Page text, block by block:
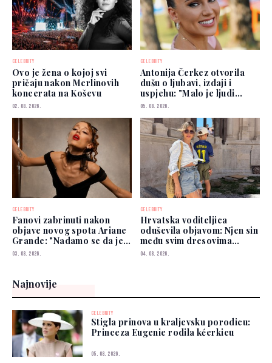
CELEBRITY
Ovo je žena o kojoj svi
pričaju nakon Merlinovih
koncerata na Koševu
02. 08. 2026.
CELEBRITY
Antonija Čerkez otvorila
dušu o ljubavi, izdaji i
uspjehu: "Malo je ljudi
kojima možete vjerovati"
05. 08. 2026.
CELEBRITY
Fanovi zabrinuti nakon
objave novog spota Ariane
Grande: "Nadamo se da je
dobro"
03. 08. 2026.
CELEBRITY
Hrvatska voditeljica
oduševila objavom: Njen sin
među svim dresovima
izabrao Zmajeve
04. 08. 2026.
Najnovije
CELEBRITY
Stigla prinova u kraljevsku porodicu:
Princeza Eugenie rodila kćerkicu
05. 08. 2026.